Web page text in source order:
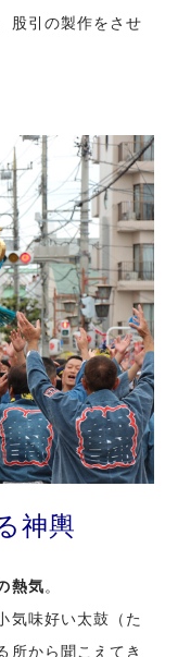
股引の製作をさせ
神輿
熱気。
気味好い太鼓（た
所から聞こえてき